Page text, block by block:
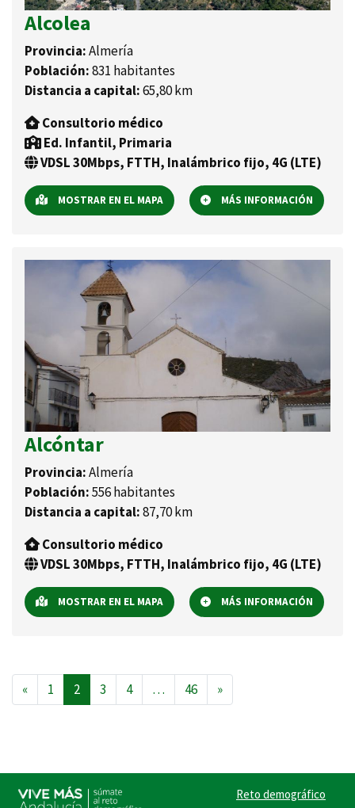
Alcolea
Provincia:Almería
Población:831 habitantes
Distancia a capital:65,80 km
Consultorio médico
Ed. Infantil, Primaria
VDSL 30Mbps, FTTH, Inalámbrico fijo, 4G (LTE)
MOSTRAR EN EL MAPA MÁS INFORMACIÓN
Alcóntar
Provincia:Almería
Población:556 habitantes
Distancia a capital:87,70 km
Consultorio médico
VDSL 30Mbps, FTTH, Inalámbrico fijo, 4G (LTE)
MOSTRAR EN EL MAPA MÁS INFORMACIÓN
Navegación de entradas
« 1 2 3 4 … 46 »
Reto demográfico